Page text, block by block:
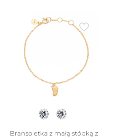
Bransoletka z małą stópką z